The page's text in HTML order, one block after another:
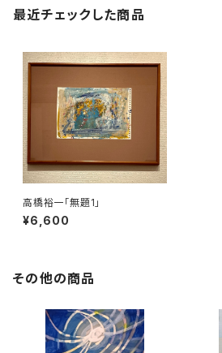
最近チェックした商品
高橋裕一「無題1」
¥6,600
その他の商品